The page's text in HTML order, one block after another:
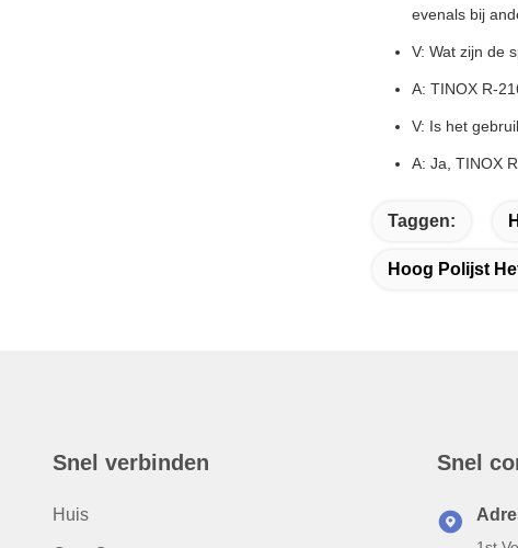
evenals bij
V: Wat zijn de
A: TINOX R-
V: Is het
A: Ja, TINOX
Taggen:
Hoog Polijst
Snel verbinden
Huis
Snel